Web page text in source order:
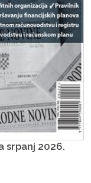
srpanj 2026.